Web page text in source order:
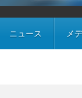
ニュース メ